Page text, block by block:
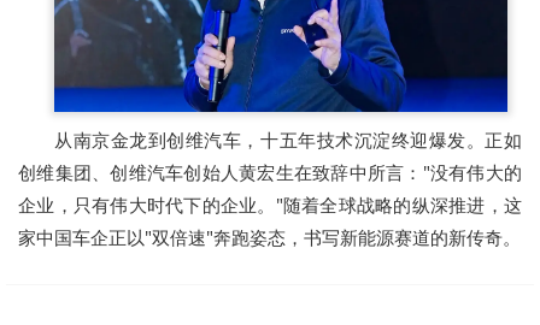
从南京金龙到创维汽车，十五年技术沉淀终迎爆发。正如
创维集团、创维汽车创始人黄宏生在致辞中所言："没有伟大的
企业，只有伟大时代下的企业。"随着全球战略的纵深推进，这
家中国车企正以"双倍速"奔跑姿态，书写新能源赛道的新传奇。